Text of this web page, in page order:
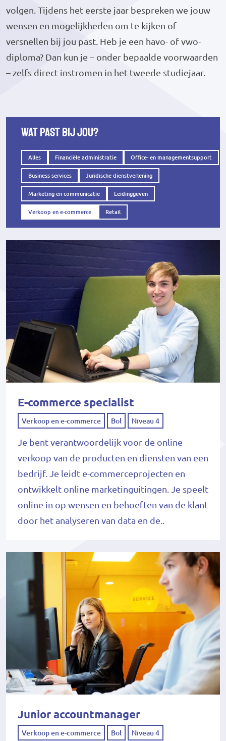
volgen. Tijdens het eerste jaar bespreken we jouw
wensen en mogelijkheden om te kijken of
versnellen bij jou past. Heb je een havo- of vwo-
diploma? Dan kun je – onder bepaalde voorwaarden
– zelfs direct instromen in het tweede studiejaar.
Wat past bij jou?
Alles Financiële administratie Office- en managementsupport
Business services Juridische dienstverlening
Marketing en communicatie Leidinggeven
Verkoop en e-commerce Retail
E-commerce specialist
Verkoop en e-commerce Bol Niveau 4
Je bent verantwoordelijk voor de online
verkoop van de producten en diensten van een
bedrijf. Je leidt e-commerceprojecten en
ontwikkelt online marketinguitingen. Je speelt
online in op wensen en behoeften van de klant
door het analyseren van data en de..
Junior accountmanager
Verkoop en e-commerce Bol Niveau 4